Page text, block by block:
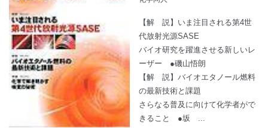
【解 説】いま注目される第4世
代放射光源SASE
バイオ研究を躍進させる新しいレ
ーザー ●磯山悟朗
【解 説】バイオエタノール燃料
の最新技術と課題
さらなる普及に向けて化学者がで
きること ●坂 ...